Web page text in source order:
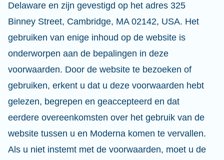
Delaware en zijn gevestigd op het adres 325
Binney Street, Cambridge, MA 02142, USA. Het
gebruiken van enige inhoud op de website is
onderworpen aan de bepalingen in deze
voorwaarden. Door de website te bezoeken of
gebruiken, erkent u dat u deze voorwaarden hebt
gelezen, begrepen en geaccepteerd en dat
eerdere overeenkomsten over het gebruik van de
website tussen u en Moderna komen te vervallen.
Als u niet instemt met de voorwaarden, moet u de